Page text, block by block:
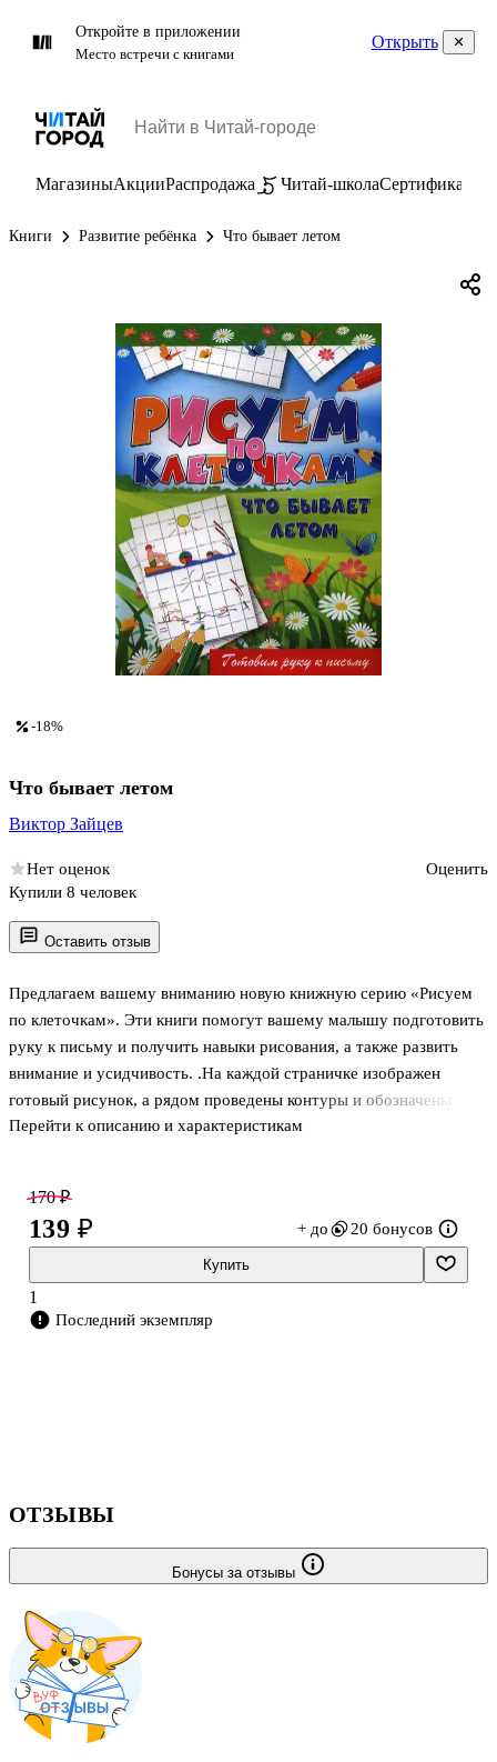
Откройте в приложении
Место встречи с книгами
Открыть
МагазиныАкцииРаспродажа Читай-школаСертификаты
Книги Развитие ребёнка Что бывает летом
Оставить отзыв
Предлагаем вашему вниманию новую книжную серию «Рисуем
по клеточкам». Эти книги помогут вашему малышу подготовить
руку к письму и получить навыки рисования, а также развить
внимание и усидчивость. .На каждой страничке изображен
готовый рисунок, а рядом проведены контуры и обозначены
некоторые элементы этого рисунка. Малышу нужно будет
считая клеточки. Когда контур будет готов, картинку нужно
раскрасить либо так, как показано на образце, либо как
подскажет фантазия. Если вам или малышу очень понравился
получившийся рисунок, вы сможете его вырезать из книжки и
получить забавную кар
Перейти к описанию и характеристикам
-18%
Что бывает летом
Виктор Зайцев
Нет оценок
Оценить
Купили 8 человек
170 ₽
139 ₽ + до 20 бонусов
Купить
1
Последний экземпляр
ОТЗЫВЫ
Бонусы за отзывы